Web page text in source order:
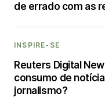
de errado com as
INSPIRE-SE
Reuters Digital
consumo de
jornalismo?